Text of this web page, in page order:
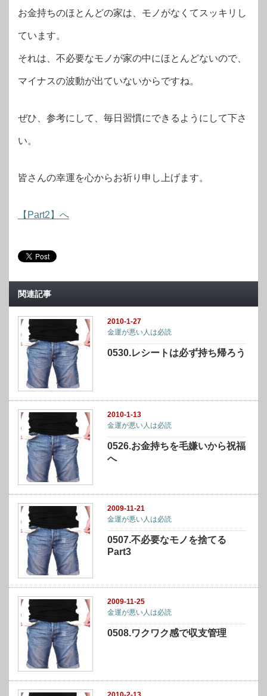
お金持ちのほとんどの家は、モノがなくてスッキリし
ています。
それは、不必要なモノが家の中にほとんどないので、
マイナスの波動が出ていないからですね。
ぜひ、参考にして、毎日習慣にできるようにして下さ
い。
皆さんの幸運を心からお祈り申し上げます。
【Part2】へ
関連記事
2010-1-27
金運が悪い人は必読
0530.レシートは必ず持ち帰ろう
2010-1-13
金運が悪い人は必読
0526.お金持ちを毛嫌いから祝福
へ
2009-11-21
金運が悪い人は必読
0507.不必要なモノを捨てる
Part3
2009-11-25
金運が悪い人は必読
0508.ワクワク感で収支管理